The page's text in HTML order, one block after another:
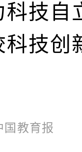
科技
技创
国教育报